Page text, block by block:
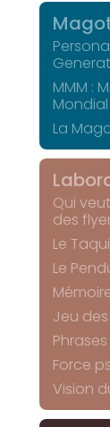
MMM :
La
Qui
des
Le
Le
Jeu
Force
Vision